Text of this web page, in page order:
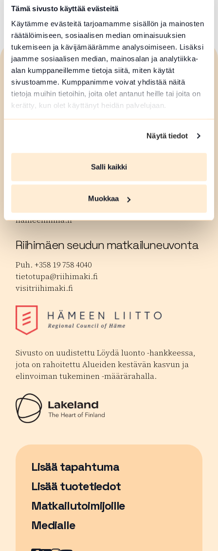
Tämä sivusto käyttää evästeitä
Käytämme evästeitä tarjoamamme sisällön ja mainosten
räätälöimiseen, sosiaalisen median ominaisuuksien
tukemiseen ja kävijämäärämme analysoimiseen. Lisäksi
jaamme sosiaalisen median, mainosalan ja analytiikka-
alan kumppaneillemme tietoja siitä, miten käytät
sivustoamme. Kumppanimme voivat yhdistää näitä
tietoja muihin tietoihin, joita olet antanut heille tai joita on
kerätty, kun olet käyttänyt heidän palvelujaan.
Näytä tiedot
Salli kaikki
Muokkaa
Artikkelien
sivutus
123…48
Visit Häme
Forssan seudun matkailuneuvonta
forssanseutu.fi
Puh. +358 3 621 3370.
hameenlinna.fi
Riihimäen seudun matkailuneuvonta
Puh. +358 19 758 4040
tietotupa@riihimaki.fi
visitriihimaki.fi
Sivusto on uudistettu Löydä luonto -hankkeessa,
jota on rahoitettu Alueiden kestävän kasvun ja
elinvoiman tukeminen -määrärahalla.
Lisää tapahtuma
Sivu avautuu uudessa ikkunassa
Lisää tuotetiedot
Matkailutoimijoille
Medialle